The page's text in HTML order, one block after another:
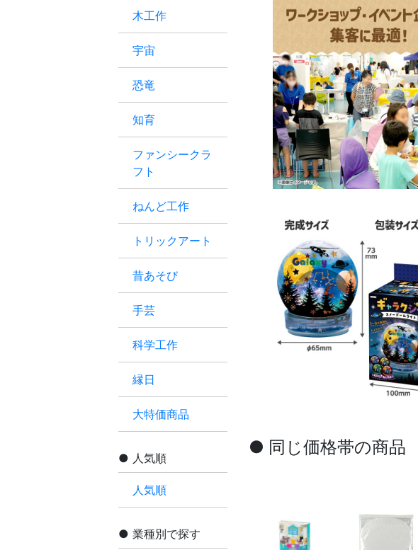
木工作
宇宙
恐竜
知育
ファンシークラ
フト
ねんど工作
トリックアート
昔あそび
手芸
科学工作
縁日
大特価商品
人気順
人気順
業種別で探す
● 同じ価格帯の商品